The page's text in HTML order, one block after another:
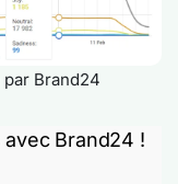
Brand24
Brand24 !